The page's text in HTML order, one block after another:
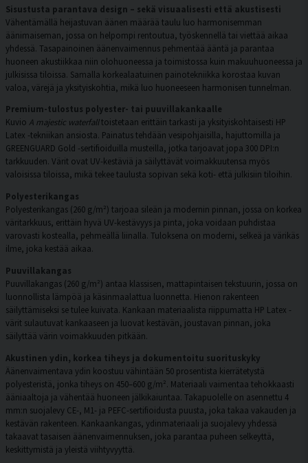
Sisustusta parantava design – sekä visuaalisesti että akustisesti
Vähentämällä heijastuvan äänen määrää taulu luo harmonisemman
äänimaiseman, jossa on helpompi rentoutua, työskennellä tai viettää aikaa
yhdessä. Tasapainoinen äänenvaimennus pehmentää ääntä ja parantaa
huoneen akustiikkaa niin olohuoneessa ja toimistossa kuin makuuhuoneessa ja
julkisissa tiloissa. Samalla korkealaatuinen painotekniikka korostaa kuvan
valoa, värejä ja yksityiskohtia, mikä luo huoneeseen harmonisen tunnelman.
Premium-tulostus polyester- tai puuvillakankaalle
Kuvio A majestic waterfalltoistetaan erittäin tarkasti ja yksityiskohtaisesti HP
Latex -tekniikan ansiosta. Painatus tehdään vesipohjaisilla, hajuttomilla ja
GREENGUARD Gold -sertifioiduilla musteilla, jotka tarjoavat jopa 300 DPI:n
tarkkuuden. Värit ovat UV-kestäviä ja säilyttävät voimakkuutensa myös
valoisissa tiloissa, mikä tekee taulusta sopivan sekä koti- että julkisiin tiloihin.
Polyesterikangas
Polyesterikangas (260 g/m²) tarjoaa sileän ja modernin pinnan, jossa on korkea
väritarkkuus, erittäin hyvä UV-kestävyys ja pinta, joka voidaan puhdistaa
varovasti kostealla, pehmeällä liinalla. Tuloksena on moderni, selkeä ja värikäs
ilme, joka kestää aikaa.
Puuvillakangas
Puuvillakangas (260 g/m²) antaa klassisen, mattapintaisen tekstuurin, jossa on
luonnollista lämpöä ja käsinmaalattua luonnetta. Hienon rakenteen
säilyttämiseksi se tulee kuivata. Kankaan materiaalista riippumatta HP Latex -
värit sulautuvat kankaaseen ja luovat kestävän, joustavan pinnan, joka
säilyttää värin voimakkuuden pitkään.
Akustinen ydin, korkea tiheys ja dokumentoitu suorituskyky
Äänenvaimentava ydin koostuu vähintään 50 prosentista kierrätetystä
polyesteristä, jonka tiheys on 450–600 g/m². Materiaali vaimentaa tehokkaasti
ääniaaltoja ja vähentää huoneen jälkikaiuntaa. Takapuolelle on asennettu 4
mm:n suojalevy CE-, M1- ja PEFC-sertifioidusta puusta, joka takaa vakauden ja
kestävän rakenteen. Kankaankangas, ydinmateriaali ja suojalevy yhdessä
takaavat tasaisen äänenvaimennuksen, joka parantaa puheen selkeyttä,
keskittymistä ja yleistä viihtyvyyttä.